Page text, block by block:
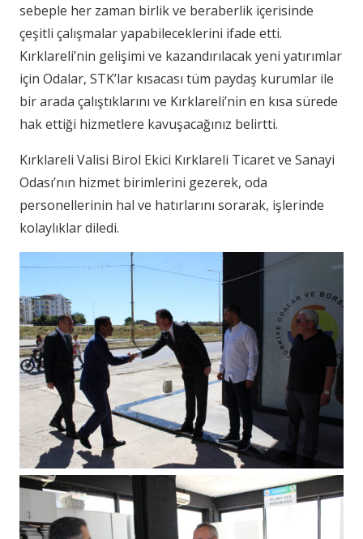
sebeple her zaman birlik ve beraberlik içerisinde
çeşitli çalışmalar yapabileceklerini ifade etti.
Kırklareli’nin gelişimi ve kazandırılacak yeni yatırımlar
için Odalar, STK’lar kısacası tüm paydaş kurumlar ile
bir arada çalıştıklarını ve Kırklareli’nin en kısa sürede
hak ettiği hizmetlere kavuşacağınız belirtti.
Kırklareli Valisi Birol Ekici Kırklareli Ticaret ve Sanayi
Odası’nın hizmet birimlerini gezerek, oda
personellerinin hal ve hatırlarını sorarak, işlerinde
kolaylıklar diledi.